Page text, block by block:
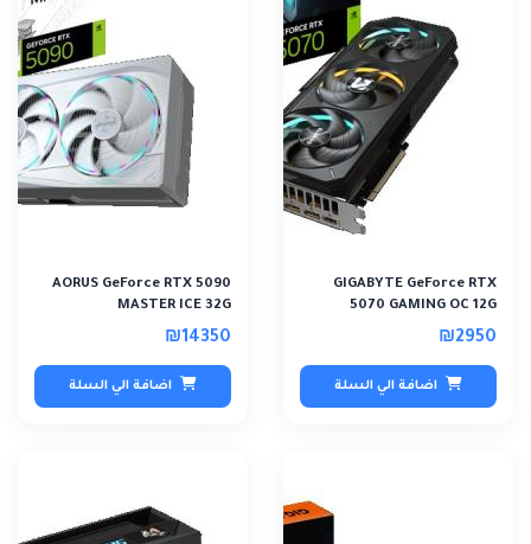
GIGABYTE GeForce RTX
5070 GAMING OC 12G
₪2950
اضافة الي السلة
AORUS GeForce RTX 5090
MASTER ICE 32G
₪14350
اضافة الي السلة